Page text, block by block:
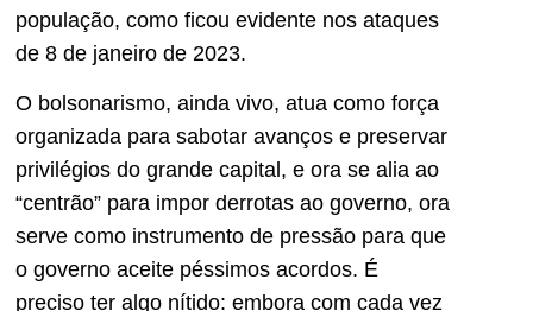
população, como ficou evidente nos ataques
de 8 de janeiro de 2023.
O bolsonarismo, ainda vivo, atua como força
organizada para sabotar avanços e preservar
privilégios do grande capital, e ora se alia ao
“centrão” para impor derrotas ao governo, ora
serve como instrumento de pressão para que
o governo aceite péssimos acordos. É
preciso ter algo nítido: embora com cada vez